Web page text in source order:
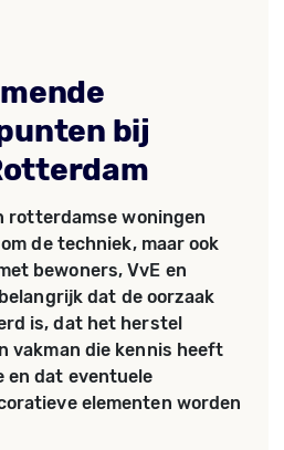
bij
rotterdamse woningen
de techniek, maar ook
bewoners, VvE en
dat de oorzaak
is, dat het herstel
vakman die kennis heeft
en dat eventuele
elementen worden